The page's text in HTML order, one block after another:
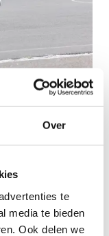
Over
te
media te bieden
Ook delen we
Ook dat kan
Ideaal om